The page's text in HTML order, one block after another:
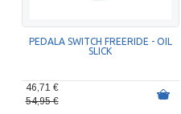
PEDALA SWITCH FREERIDE - OIL
SLICK
46,71 €
54,95 €